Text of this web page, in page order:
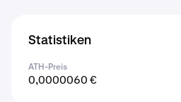
Statistiken
ATH-Preis
0,0000060 €